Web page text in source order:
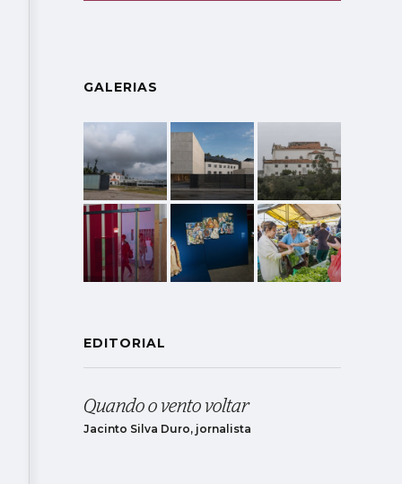
GALERIAS
EDITORIAL
Quando o vento voltar
Jacinto Silva Duro, jornalista